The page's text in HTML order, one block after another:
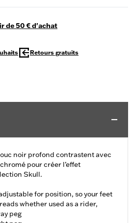
de 50 € d'achat
Retours gratuits
noir profond contrastent avec
pour créer l’effet
Skull.
for position, so your feet
whether used as a rider,
peg